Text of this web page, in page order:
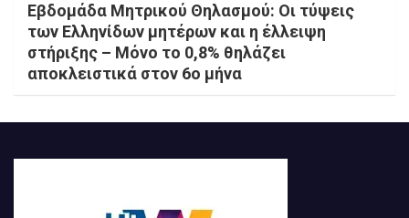
Εβδομάδα Μητρικού Θηλασμού: Οι τύψεις
των Ελληνίδων μητέρων και η έλλειψη
στήριξης – Μόνο το 0,8% θηλάζει
αποκλειστικά στον 6ο μήνα